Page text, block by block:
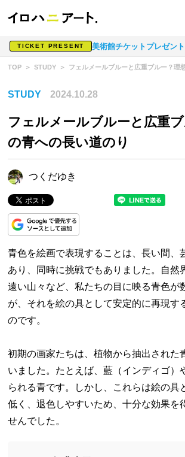
TICKET PRESENT 美術館チケットプレゼン
TOP STUDY フェルメールブルーと広重ブルー？理
STUDY 2024.10.28
フェルメールブルーと広重
の青への長い道のり
つくだゆき
青色を絵画で表現することは、長い間、
あり、同時に挑戦でもありました。自然
遠い山々など、私たちの目に映る青色が
が、それを絵の具として安定的に再現す
のです。
初期の画家たちは、植物から抽出された
いました。たとえば、藍（インディゴ）
られる青です。しかし、これらは絵の具
低く、退色しやすいため、十分な効果を
せんでした。